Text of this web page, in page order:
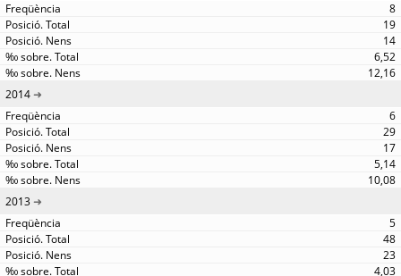
8
19
14
6,52
12,16
2014
6
29
17
5,14
10,08
2013
5
48
23
4,03